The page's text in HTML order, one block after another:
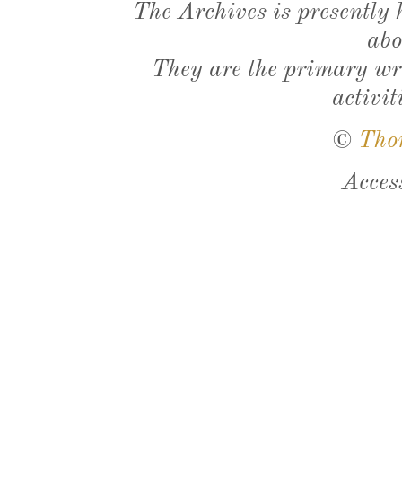
The Archives is presently
They are the primary
©